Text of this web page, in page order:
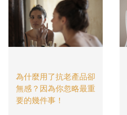
為什麼用了抗老產品卻
無感？因為你忽略最重
要的幾件事！